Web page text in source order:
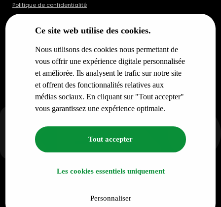
Ce site web utilise des cookies.
Nous utilisons des cookies nous permettant de
vous offrir une expérience digitale personnalisée
et améliorée. Ils analysent le trafic sur notre site
et offrent des fonctionnalités relatives aux
médias sociaux. En cliquant sur "Tout accepter"
vous garantissez une expérience optimale.
Tout accepter
Les cookies essentiels uniquement
Personnaliser
Politique de confidentialité